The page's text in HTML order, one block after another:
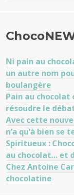
Ni pain au
un autre nom
boulangère
Pain au
résoudre le
Avec cette
n’a qu’à bien se
Spiritueux :
au chocolat… et
Chez Antoine
chocolatine